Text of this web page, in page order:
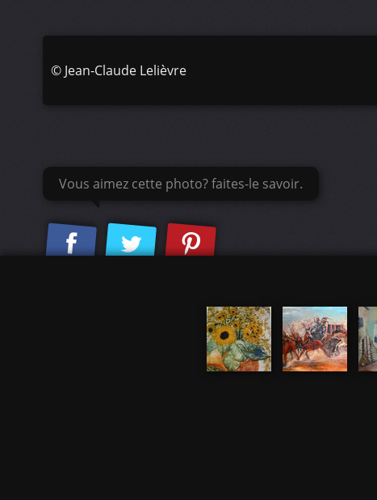
© Jean-Claude Lelièvre
Vous aimez cette photo? faites-le savoir.